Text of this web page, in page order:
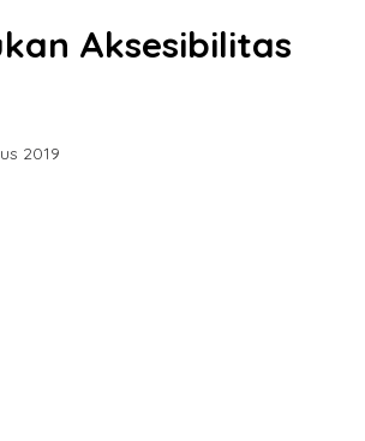
Aksesibilitas
2019